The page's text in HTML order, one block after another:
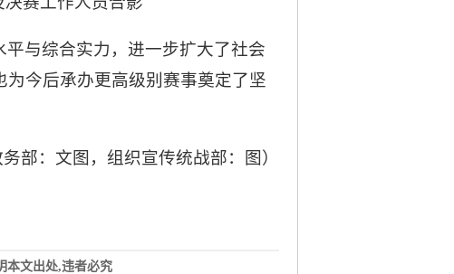
与综合实力，进一步扩大了社会
今后承办更高级别赛事奠定了坚
务部：文图，组织宣传统战部：图）
本文出处,违者必究